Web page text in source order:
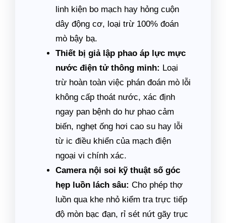
linh kiện bo mạch hay hỏng cuộn
dây động cơ, loại trừ 100% đoán
mò bậy bạ.
Thiết bị giả lập phao áp lực mực
nước điện tử thông minh: Loại
trừ hoàn toàn việc phán đoán mò lỗi
không cấp thoát nước, xác định
ngay pan bệnh do hư phao cảm
biến, nghẹt ống hơi cao su hay lỗi
từ ic điều khiển của mạch điện
ngoại vi chính xác.
Camera nội soi kỹ thuật số góc
hẹp luồn lách sâu: Cho phép thợ
luồn qua khe nhỏ kiểm tra trực tiếp
độ mòn bạc đạn, rỉ sét nứt gãy trục